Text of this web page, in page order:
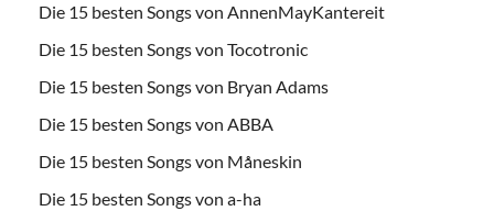
Die 15 besten Songs von AnnenMayKantereit
Die 15 besten Songs von Tocotronic
Die 15 besten Songs von Bryan Adams
Die 15 besten Songs von ABBA
Die 15 besten Songs von Måneskin
Die 15 besten Songs von a-ha